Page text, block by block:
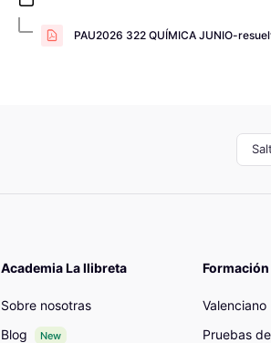
PAU2026 322 QUÍMICA JUNIO-
Academia La llibreta
Sobre nosotras
Blog
New
Formación
Valenciano
Pruebas